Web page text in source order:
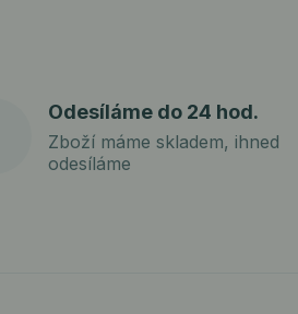
Odesíláme do 24 hod.
Zboží máme skladem, ihned
odesíláme